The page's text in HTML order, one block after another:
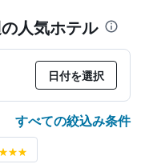
人気ホテル
日付を選択
すべての絞込み条件